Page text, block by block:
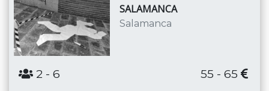
SALAMANCA
Salamanca
2 - 6 55 - 65